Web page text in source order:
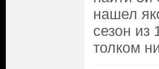
нашел
сезон из
толком